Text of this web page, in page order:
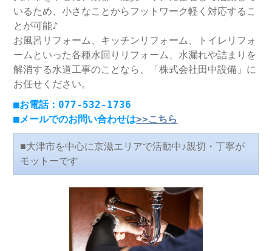
いるため、小さなことからフットワーク軽く対応するこ
とが可能♪
お風呂リフォーム、キッチンリフォーム、トイレリフォ
ームといった各種水回りリフォーム、水漏れや詰まりを
解消する水道工事のことなら、「株式会社田中設備」に
お任せください。
■お電話：077-532-1736
■メールでのお問い合わせは>>こちら
■大津市を中心に京滋エリアで活動中♪親切・丁寧が
モットーです